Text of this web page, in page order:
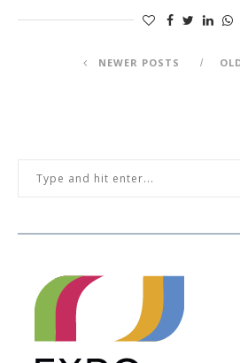
NEWER POSTS